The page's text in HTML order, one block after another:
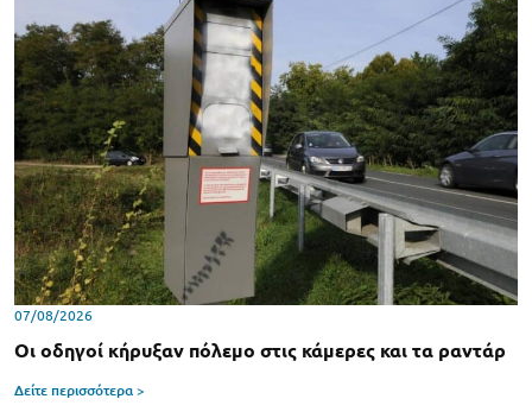
07/08/2026
Οι οδηγοί κήρυξαν πόλεμο στις κάμερες και τα ραντάρ
Δείτε περισσότερα >